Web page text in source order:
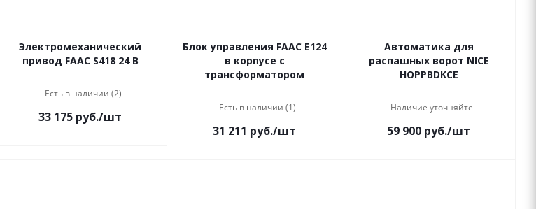
Электромеханический
привод FAAC S418 24 В
Есть в наличии (2)
33 175 руб./шт
Блок управления FAAC Е124
в корпусе с
трансформатором
Есть в наличии (1)
31 211 руб./шт
Автоматика для
распашных ворот NICE
HOPPBDKCE
Наличие уточняйте
59 900 руб./шт